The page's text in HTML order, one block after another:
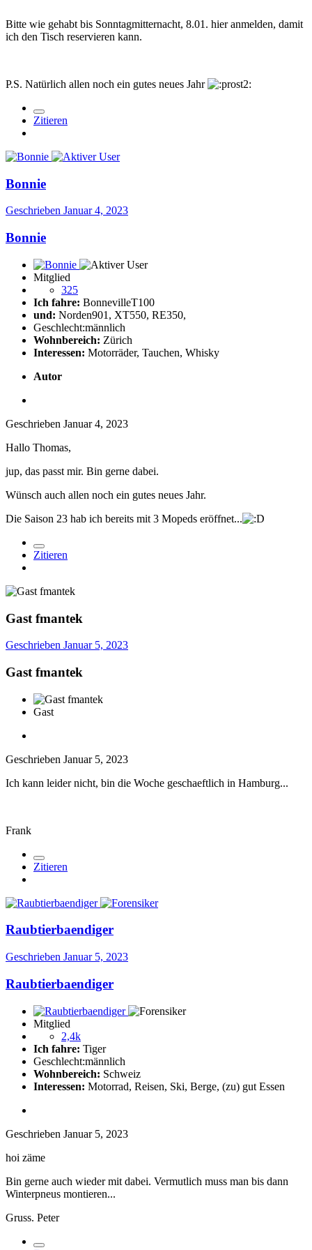
Bitte wie gehabt bis Sonntagmitternacht, 8.01. hier anmelden, damit
ich den Tisch reservieren kann.
P.S. Natürlich allen noch ein gutes neues Jahr
Zitieren
Bonnie
Geschrieben Januar 4, 2023
Bonnie
Mitglied
325
Ich fahre: BonnevilleT100
und: Norden901, XT550, RE350,
Geschlecht:männlich
Wohnbereich: Zürich
Interessen: Motorräder, Tauchen, Whisky
Autor
Geschrieben Januar 4, 2023
Hallo Thomas,
jup, das passt mir. Bin gerne dabei.
Wünsch auch allen noch ein gutes neues Jahr.
Die Saison 23 hab ich bereits mit 3 Mopeds eröffnet...
Zitieren
Gast fmantek
Geschrieben Januar 5, 2023
Gast fmantek
Gast
Geschrieben Januar 5, 2023
Ich kann leider nicht, bin die Woche geschaeftlich in Hamburg...
Frank
Zitieren
Raubtierbaendiger
Geschrieben Januar 5, 2023
Raubtierbaendiger
Mitglied
2,4k
Ich fahre: Tiger
Geschlecht:männlich
Wohnbereich: Schweiz
Interessen: Motorrad, Reisen, Ski, Berge, (zu) gut Essen
Geschrieben Januar 5, 2023
hoi zäme
Bin gerne auch wieder mit dabei. Vermutlich muss man bis dann
Winterpneus montieren...
Gruss. Peter